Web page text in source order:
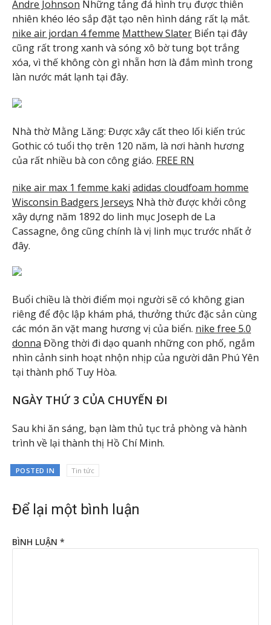
Andre Johnson Những tảng đá hình trụ được thiên
nhiên khéo léo sắp đặt tạo nên hình dáng rất lạ mắt.
nike air jordan 4 femme Matthew Slater Biển tại đây
cũng rất trong xanh và sóng xô bờ tung bọt trắng
xóa, vì thế không còn gì nhẵn hơn là đắm mình trong
làn nước mát lạnh tại đây.
Nhà thờ Mằng Lăng: Được xây cất theo lối kiến trúc
Gothic có tuổi thọ trên 120 năm, là nơi hành hương
của rất nhiều bà con công giáo. FREE RN
nike air max 1 femme kaki adidas cloudfoam homme
Wisconsin Badgers Jerseys Nhà thờ được khởi công
xây dựng năm 1892 do linh mục Joseph de La
Cassagne, ông cũng chính là vị linh mục trước nhất ở
đây.
Buổi chiều là thời điểm mọi người sẽ có không gian
riêng để độc lập khám phá, thưởng thức đặc sản cùng
các món ăn vặt mang hương vị của biển. nike free 5.0
donna Đồng thời đi dạo quanh những con phố, ngắm
nhìn cảnh sinh hoạt nhộn nhịp của người dân Phú Yên
tại thành phố Tuy Hòa.
NGÀY THỨ 3 CỦA CHUYẾN ĐI
Sau khi ăn sáng, bạn làm thủ tục trả phòng và hành
trình về lại thành thị Hồ Chí Minh.
POSTED IN Tin tức
Để lại một bình luận
BÌNH LUẬN *